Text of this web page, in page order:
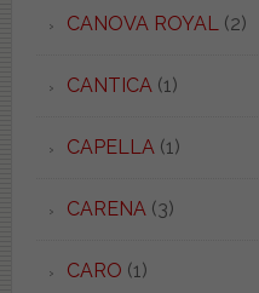
CANOVA ROYAL(2)
CANTICA(1)
CAPELLA(1)
CARENA(3)
CARO (1)